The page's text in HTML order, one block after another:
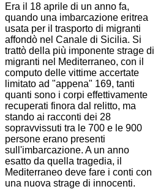
Era il 18 aprile di un anno fa,
quando una imbarcazione eritrea
usata per il trasporto di migranti
affondò nel Canale di Sicilia. Si
trattò della più imponente strage di
migranti nel Mediterraneo, con il
computo delle vittime accertate
limitato ad "appena" 169, tanti
quanti sono i corpi effettivamente
recuperati finora dal relitto, ma
stando ai racconti dei 28
sopravvissuti tra le 700 e le 900
persone erano presenti
sull'imbarcazione. A un anno
esatto da quella tragedia, il
Mediterraneo deve fare i conti con
una nuova strage di innocenti.